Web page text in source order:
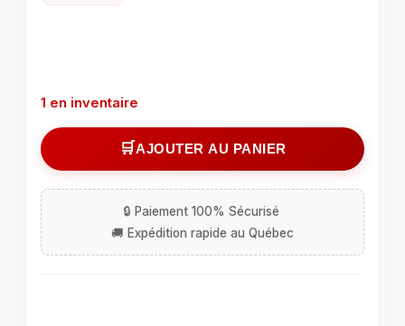
1 en inventaire
quantité
de
de
lumière
compatible
AJOUTER AU PANIER